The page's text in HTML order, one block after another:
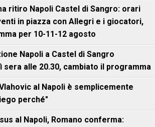
ritiro Napoli Castel di Sangro: orari
in piazza con Allegri e i giocatori,
per 10-11-12 agosto
Napoli a Castel di Sangro
sera alle 20.30, cambiato il programma
al Napoli è semplicemente
perché"
al Napoli, Romano conferma: